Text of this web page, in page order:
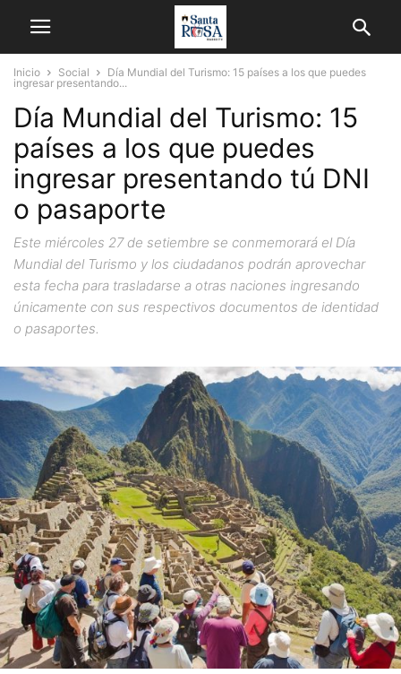
Inicio Social
Día Mundial del Turismo: 15 países a los que puedes
ingresar presentando...
Día Mundial del Turismo: 15
países a los que puedes
ingresar presentando tú DNI
o pasaporte
Este miércoles 27 de setiembre se conmemorará el Día
Mundial del Turismo y los ciudadanos podrán aprovechar
esta fecha para trasladarse a otras naciones ingresando
únicamente con sus respectivos documentos de identidad
o pasaportes.